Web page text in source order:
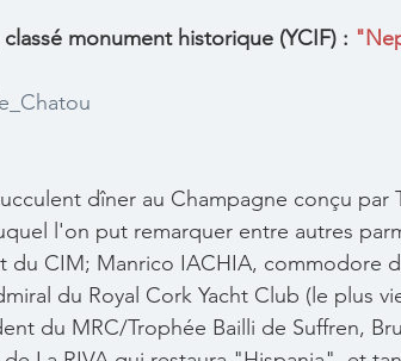
monument historique (YCIF) :
dîner au Champagne conçu par
l'on put remarquer entre autres
du CIM; Manrico IACHIA, commodore
du Royal Cork Yacht Club (le plus
du MRC/Trophée Bailli de Suffren,